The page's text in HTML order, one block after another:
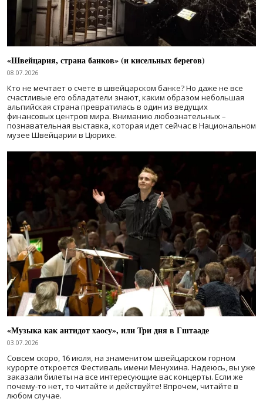
«Швейцария, страна банков» (и кисельных берегов)
08.07.2026
Кто не мечтает о счете в швейцарском банке? Но даже не все
счастливые его обладатели знают, каким образом небольшая
альпийская страна превратилась в один из ведущих
финансовых центров мира. Вниманию любознательных –
познавательная выставка, которая идет сейчас в Национальном
музее Швейцарии в Цюрихе.
«Музыка как антидот хаосу», или Три дня в Гштааде
03.07.2026
Совсем скоро, 16 июля, на знаменитом швейцарском горном
курорте откроется Фестиваль имени Менухина. Надеюсь, вы уже
заказали билеты на все интересующие вас концерты. Если же
почему-то нет, то читайте и действуйте! Впрочем, читайте в
любом случае.